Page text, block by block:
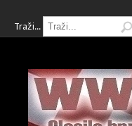
Traži...